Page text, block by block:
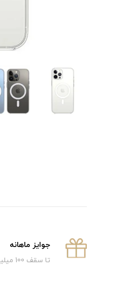
جوایز ماهانه
تا سقف 100 میلیون تومان